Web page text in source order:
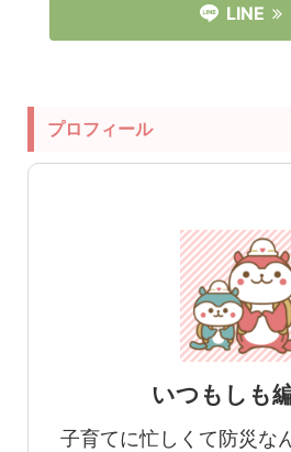
LINE
プロフィール
いつもしも
子育てに忙しくて防災な